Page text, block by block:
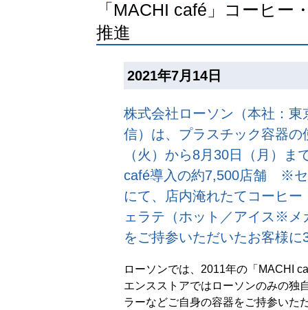
「MACHI café」コーヒ
推進
2021年7月14日
株式会社ローソン（本社：
信）は、プラスチック容器
（火）から8月30日（月）
café導入の約7,500店舗 ※セ
にて、店内淹れたてコーヒ
ェラテ（ホット／アイス※メ
をご持参いただいたお客様
ローソンでは、2011年の「MACHI
エンスストアではローソンのみの独
ラーなどご自身の容器をご持参いた